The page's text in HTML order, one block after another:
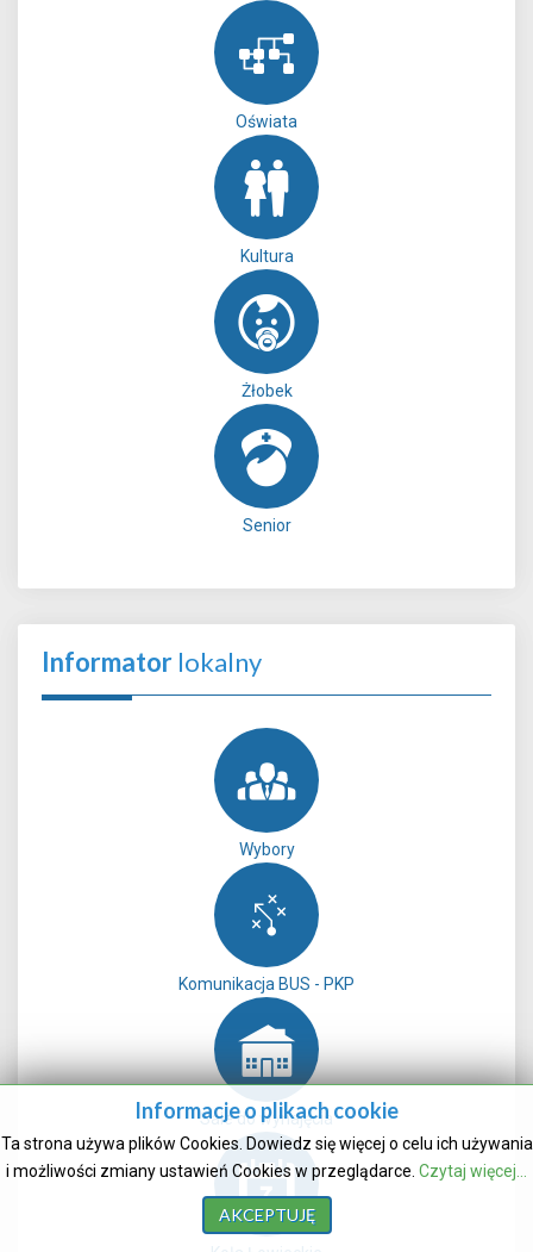
Oświata
Kultura
Żłobek
Senior
Informator lokalny
Wybory
Komunikacja BUS - PKP
Sale do wynajęcia
Informacje o plikach cookie
Ta strona używa plików Cookies. Dowiedz się więcej o celu ich używania
i możliwości zmiany ustawień Cookies w przeglądarce. Czytaj więcej...
AKCEPTUJĘ